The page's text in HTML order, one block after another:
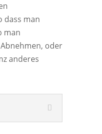
dass man
man
oder
anderes